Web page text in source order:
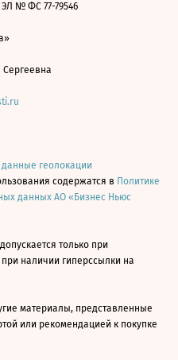
ЭЛ № ФС 77-79546
Сергеевна
данные геолокации
содержатся в Политике
данных АО «Бизнес Ньюс
только при
при наличии гиперссылки на
материалы, представленные
или рекомендацией к покупке